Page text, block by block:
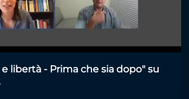
e libertà - Prima che sia dopo" su